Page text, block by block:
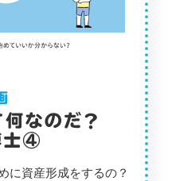
に資産形成をするの？